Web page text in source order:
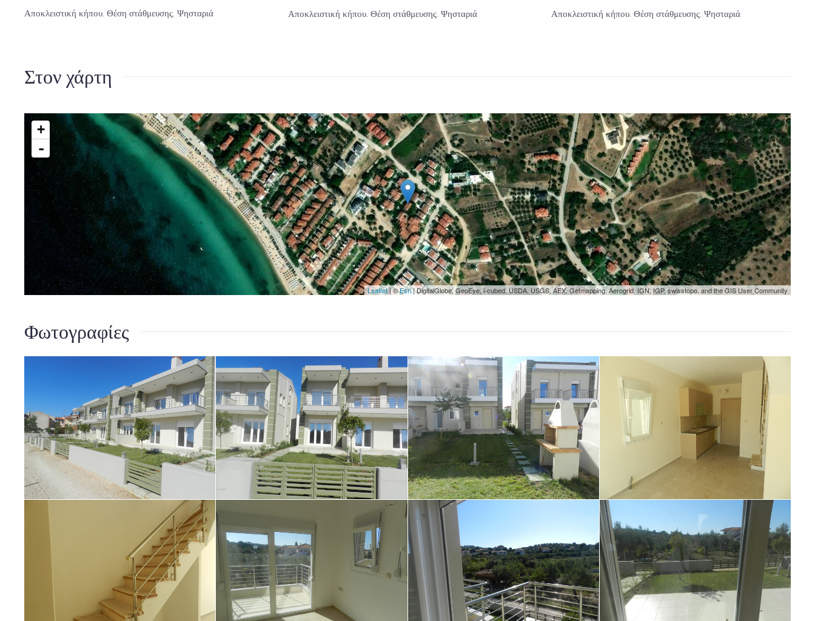
Αποκλειστική κήπου. Θέση στάθμευσης. Ψησταριά Αποκλειστική κήπου. Θέση στάθμευσης. Ψησταριά Αποκλειστική κήπου. Θέση στάθμευσης. Ψησταριά
Στον χάρτη
+
-
Leaflet| ©Esri| DigitalGlobe, GeoEye, i-cubed, USDA, USGS, AEX, Getmapping, Aerogrid, IGN, IGP, swisstopo, and the GIS User Community
Φωτογραφίες